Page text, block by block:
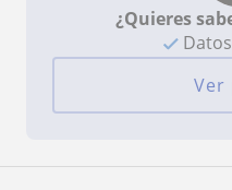
¿Quieres
Ver